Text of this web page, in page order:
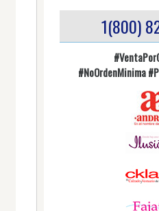
1(800)
#NoOrdenMinima